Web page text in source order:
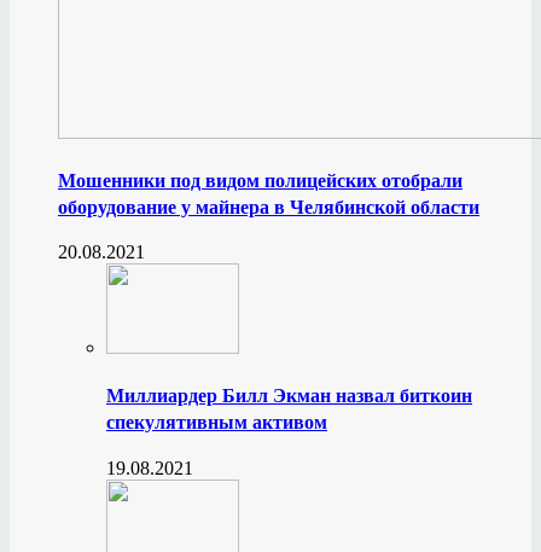
Мошенники под видом полицейских отобрали
оборудование у майнера в Челябинской области
20.08.2021
Миллиардер Билл Экман назвал биткоин
спекулятивным активом
19.08.2021